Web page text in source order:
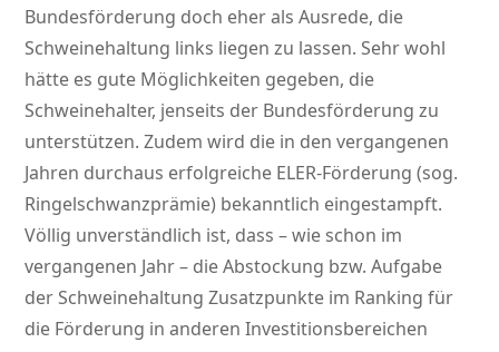
Bundesförderung doch eher als Ausrede, die
Schweinehaltung links liegen zu lassen. Sehr wohl
hätte es gute Möglichkeiten gegeben, die
Schweinehalter, jenseits der Bundesförderung zu
unterstützen. Zudem wird die in den vergangenen
Jahren durchaus erfolgreiche ELER-Förderung (sog.
Ringelschwanzprämie) bekanntlich eingestampft.
Völlig unverständlich ist, dass – wie schon im
vergangenen Jahr – die Abstockung bzw. Aufgabe
der Schweinehaltung Zusatzpunkte im Ranking für
die Förderung in anderen Investitionsbereichen